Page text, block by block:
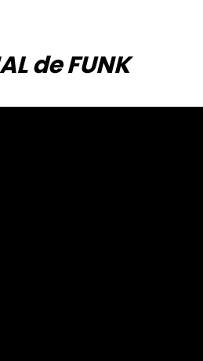
de FUNK